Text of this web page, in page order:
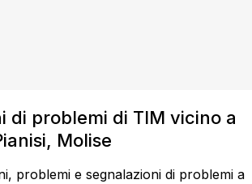
di problemi di TIM vicino a
Molise
problemi e segnalazioni di problemi a